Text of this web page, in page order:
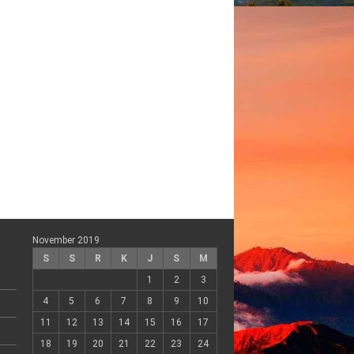
November 2019
S
S R K J S
M
1
2
3
4
5 6 7 8 9
10
11
12 13 14 15 16
17
18
19 20 21 22 23 24